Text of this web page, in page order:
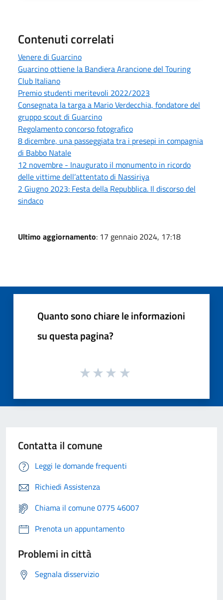
Contenuti correlati
Venere di Guarcino
Guarcino ottiene la Bandiera Arancione del Touring
Club Italiano
Premio studenti meritevoli 2022/2023
Consegnata la targa a Mario Verdecchia, fondatore del
gruppo scout di Guarcino
Regolamento concorso fotografico
8 dicembre, una passeggiata tra i presepi in compagnia
di Babbo Natale
12 novembre - Inaugurato il monumento in ricordo
delle vittime dell’attentato di Nassiriya
2 Giugno 2023: Festa della Repubblica. Il discorso del
sindaco
Ultimo aggiornamento: 17 gennaio 2024, 17:18
Quanto sono chiare le informazioni
su questa pagina?
Contatta il comune
Leggi le domande frequenti
Richiedi Assistenza
Chiama il comune 0775 46007
Prenota un appuntamento
Problemi in città
Segnala disservizio